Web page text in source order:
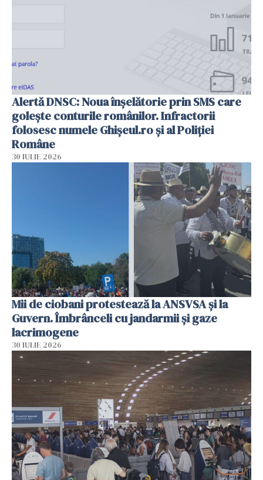
Alertă DNSC: Noua înșelătorie prin SMS care
golește conturile românilor. Infractorii
folosesc numele Ghișeul.ro și al Poliției
Române
30 IULIE 2026
Mii de ciobani protestează la ANSVSA și la
Guvern. Îmbrânceli cu jandarmii și gaze
lacrimogene
30 IULIE 2026